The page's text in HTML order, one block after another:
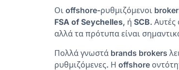
Οι offshore-ρυθμιζόμενοι
FSA of Seychelles, ή SCB. Αυτές
αλλά τα πρότυπα είναι
Πολλά γνωστά brands brokers
ρυθμιζόμενες. Η offshore